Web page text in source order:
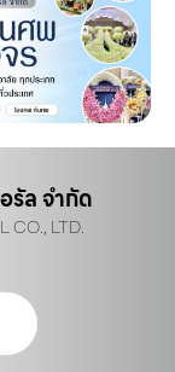
รัล จำกัด
CO., LTD.